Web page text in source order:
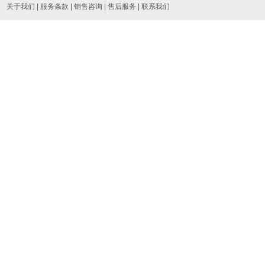
关于我们 服务条款 销售咨询 售后服务 联系我们